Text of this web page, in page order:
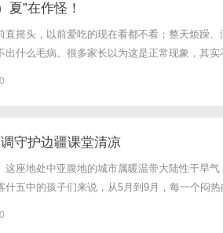
夏”在作怪！
摇头，以前爱吃的现在看都不看；整天烦躁、
什么毛病。很多家长以为这是正常现象，其实
夏季特有的时行热性病[1]。什么是疰夏？疰夏
损阴液所致的一种病证，多发...
守护边疆课堂清凉
座地处中亚腹地的城市属暖温带大陆性干旱气
五中的孩子们来说，从5月到9月，每一个闷热
下清凉的教室，是这里师生们最朴素也最真切
回避——喀什夏天的高温、强日照、沙尘...